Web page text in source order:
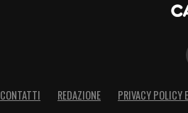
CONTATTI REDAZIONE PRIVACY POLICY